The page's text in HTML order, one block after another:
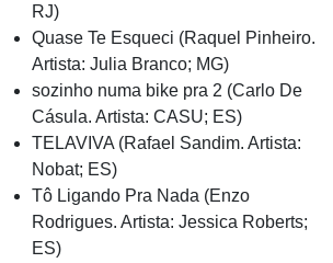
RJ)
Quase Te Esqueci (Raquel Pinheiro.
Artista: Julia Branco; MG)
sozinho numa bike pra 2 (Carlo De
Cásula. Artista: CASU; ES)
TELAVIVA (Rafael Sandim. Artista:
Nobat; ES)
Tô Ligando Pra Nada (Enzo
Rodrigues. Artista: Jessica Roberts;
ES)